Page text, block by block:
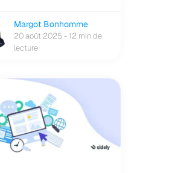
Margot Bonhomme
20 août 2025 - 12 min de
lecture